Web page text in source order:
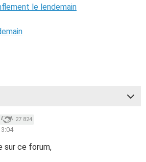
le lendemain
27 824
sur ce forum,